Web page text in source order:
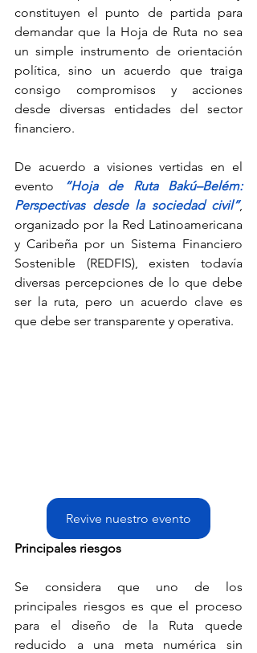
constituyen el punto de partida para
demandar que la Hoja de Ruta no sea
un simple instrumento de orientación
política, sino un acuerdo que traiga
consigo compromisos y acciones
desde diversas entidades del sector
financiero.
De acuerdo a visiones vertidas en el
evento
“Hoja de Ruta Bakú–Belém:
Perspectivas desde la sociedad civil”,
organizado por la Red Latinoamericana
y Caribeña por un Sistema Financiero
Sostenible (REDFIS), existen todavía
diversas percepciones de lo que debe
ser la ruta, pero un acuerdo clave es
que debe ser transparente y operativa.
Revive nuestro evento
Principales riesgos
Se considera que uno de los
principales riesgos es que el proceso
para el diseño de la Ruta quede
reducido a una meta numérica sin